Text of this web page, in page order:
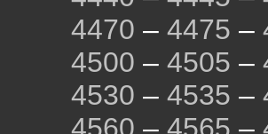
4470 – 4475 –
4500 – 4505 –
4530 – 4535 –